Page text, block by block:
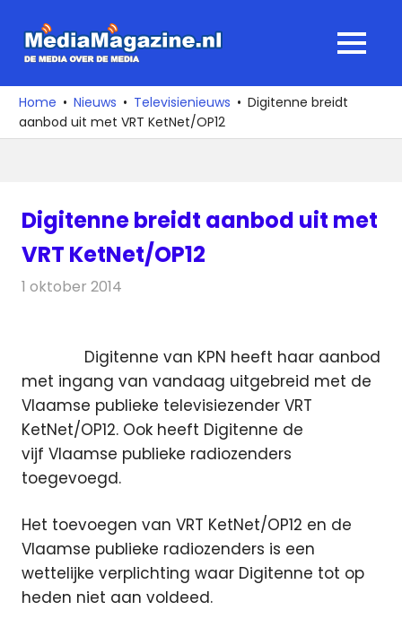
naar
media
over
de
MENU
Home Nieuws Televisienieuws
Digitenne breidt
aanbod uit met VRT KetNet/OP12
Digitenne breidt aanbod uit met
VRT KetNet/OP12
1 oktober 2014
Digitenne van KPN heeft haar aanbod
met ingang van vandaag uitgebreid met de
Vlaamse publieke televisiezender VRT
KetNet/OP12. Ook heeft Digitenne de
vijf Vlaamse publieke radiozenders
toegevoegd.
Het toevoegen van VRT KetNet/OP12 en de
Vlaamse publieke radiozenders is een
wettelijke verplichting waar Digitenne tot op
heden niet aan voldeed.